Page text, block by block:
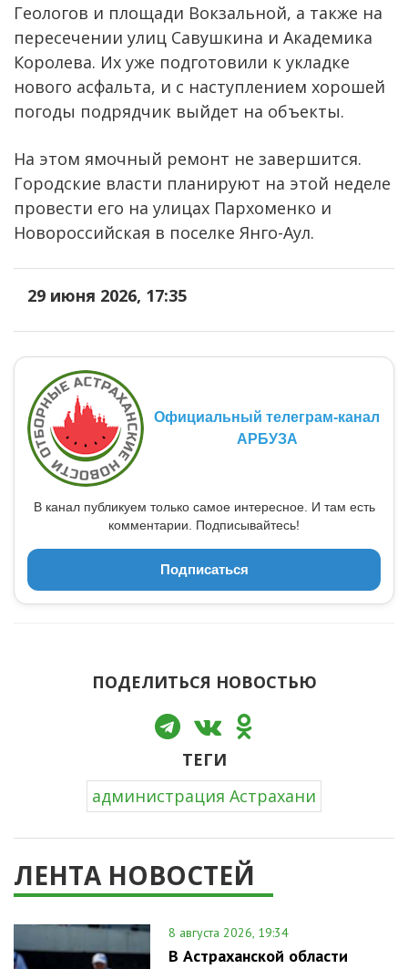
Геологов и площади Вокзальной, а также на
пересечении улиц Савушкина и Академика
Королева. Их уже подготовили к укладке
нового асфальта, и с наступлением хорошей
погоды подрядчик выйдет на объекты.
На этом ямочный ремонт не завершится.
Городские власти планируют на этой неделе
провести его на улицах Пархоменко и
Новороссийская в поселке Янго-Аул.
29 июня 2026, 17:35
Официальный телеграм-канал
АРБУЗА
В канал публикуем только самое интересное. И там есть
комментарии. Подписывайтесь!
Подписаться
ПОДЕЛИТЬСЯ НОВОСТЬЮ
ТЕГИ
администрация Астрахани
ЛЕНТА НОВОСТЕЙ
8 августа 2026, 19:34
В Астраханской области